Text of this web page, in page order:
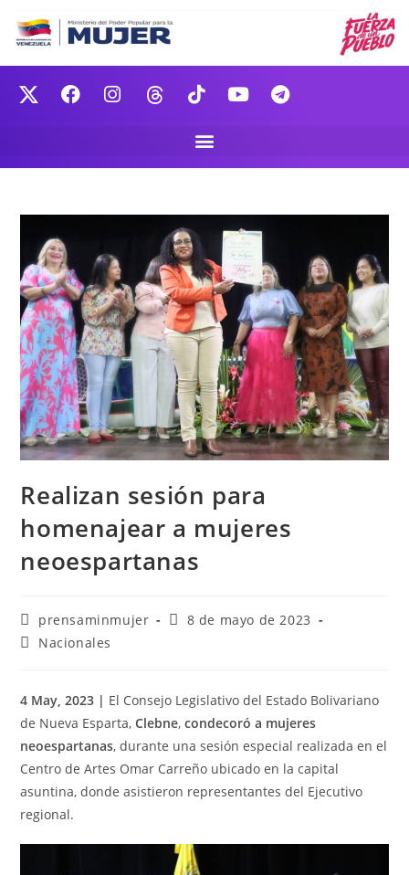
Realizan sesión para
homenajear a mujeres
neoespartanas
prensaminmujer
8 de mayo de 2023
Nacionales
4 May, 2023 | El Consejo Legislativo del Estado Bolivariano
de Nueva Esparta,Clebne,condecoró a mujeres
neoespartanas, durante una sesión especial realizada en el
Centro de Artes Omar Carreño ubicado en la capital
asuntina, donde asistieron representantes del Ejecutivo
regional.